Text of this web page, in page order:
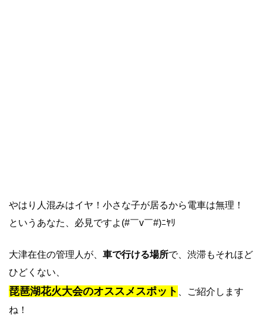
やはり人混みはイヤ！小さな子が居るから電車は無理！
というあなた、必見ですよ(#￣v￣#)ﾆﾔﾘ
大津在住の管理人が、 車で行ける場所で、渋滞もそれほど
ひどくない、
琵琶湖花火大会のオススメスポット
、ご紹介します
ね！